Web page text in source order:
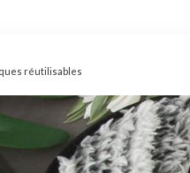
réutilisables